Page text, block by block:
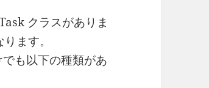
クラスがありま
ます。
も以下の種類があ